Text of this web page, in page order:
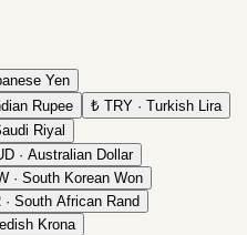
Yen
Rupee ₺ TRY · Turkish Lira
Riyal
· Australian Dollar
· South Korean Won
· South African Rand
Krona